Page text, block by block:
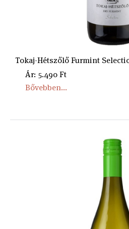
Tokaj-Hétszőlő Furmint
Ár: 5.490 Ft
Bővebben...